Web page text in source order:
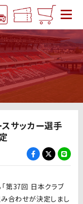
サッカー選手
第37回 日本クラブ
合わせが決定しまし